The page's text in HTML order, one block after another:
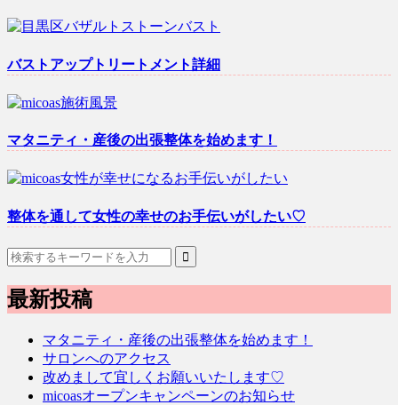
バストアップトリートメント詳細
マタニティ・産後の出張整体を始めます！
整体を通して女性の幸せのお手伝いがしたい♡
最新投稿
マタニティ・産後の出張整体を始めます！
サロンへのアクセス
改めまして宜しくお願いいたします♡
micoasオープンキャンペーンのお知らせ